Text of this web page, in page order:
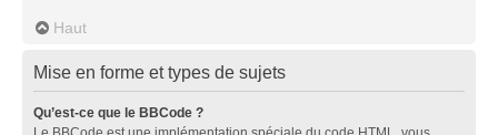
Haut
Mise en forme et types de sujets
Qu’est-ce que le BBCode ?